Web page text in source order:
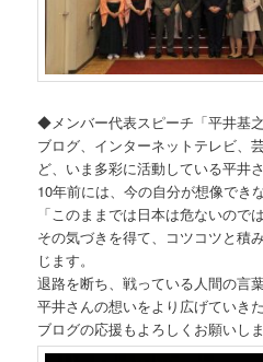
◆メンバー代表スピーチ「平井基之
ブログ、インターネットテレビ、
ど、 いま多彩に活動している平井さ
10年前には、今の自分が想像でき
「このままでは日本は危ないので
その気づきを得て、
コツコツと積
じます。
退路を断ち、戦っている人間の言
平井さんの想いをより広げていきた
ブログの応援もよろしくお願いしま